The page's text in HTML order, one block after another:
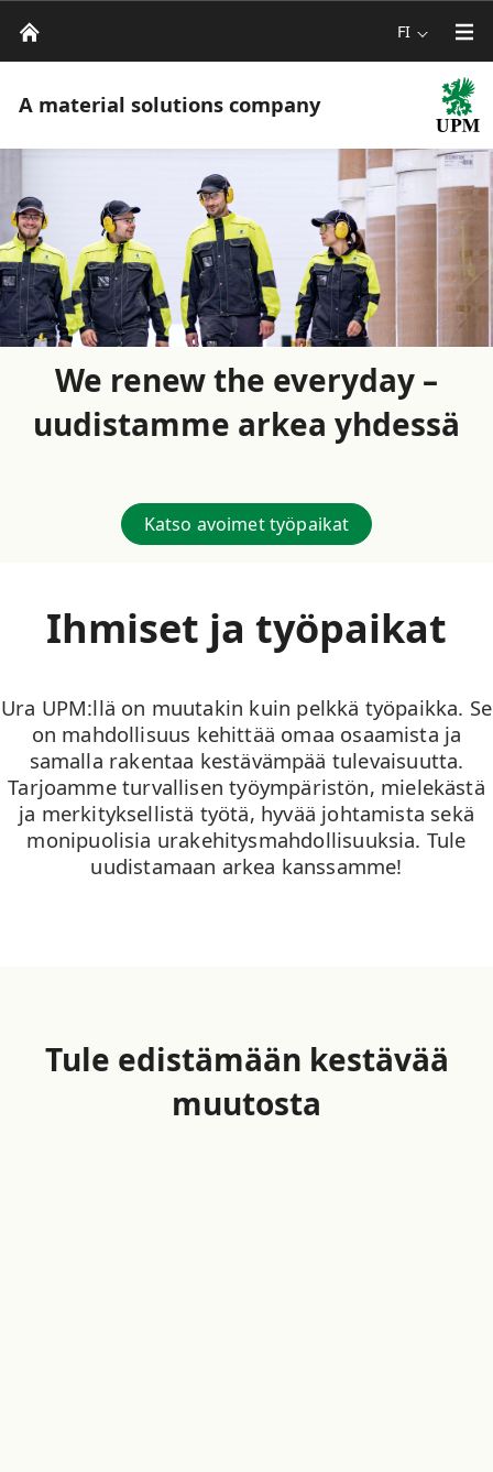
FI
A material solutions company
We renew the everyday –
uudistamme arkea yhdessä
Katso avoimet työpaikat
Ihmiset ja työpaikat
Ura UPM:llä on muutakin kuin pelkkä työpaikka. Se
on mahdollisuus kehittää omaa osaamista ja
samalla rakentaa kestävämpää tulevaisuutta.
Tarjoamme turvallisen työympäristön, mielekästä
ja merkityksellistä työtä, hyvää johtamista sekä
monipuolisia urakehitysmahdollisuuksia. Tule
uudistamaan arkea kanssamme!
Tule edistämään kestävää
muutosta